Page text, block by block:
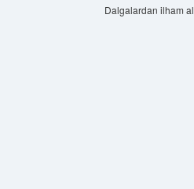
Dalgalardan ilham